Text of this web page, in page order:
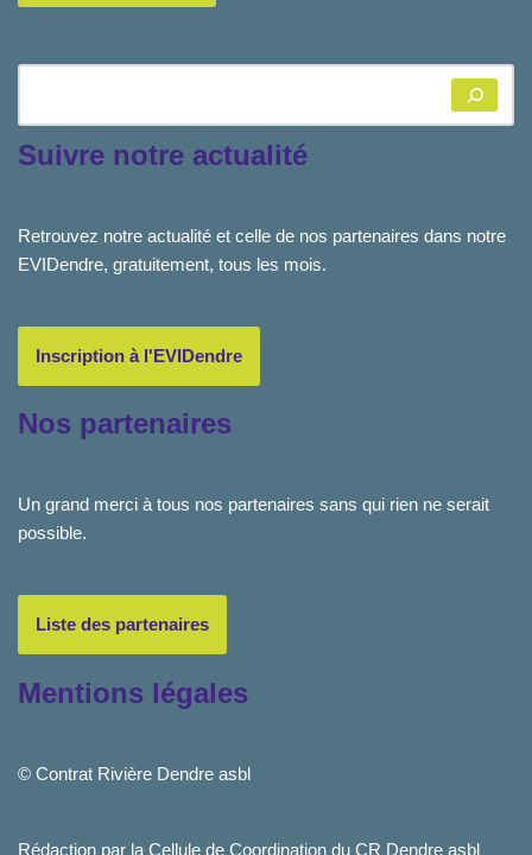
Suivre notre actualité
Retrouvez notre actualité et celle de nos partenaires dans notre
EVIDendre, gratuitement, tous les mois.
Inscription à l'EVIDendre
Nos partenaires
Un grand merci à tous nos partenaires sans qui rien ne serait
possible.
Liste des partenaires
Mentions légales
© Contrat Rivière Dendre asbl
Rédaction par la Cellule de Coordination du CR Dendre asbl